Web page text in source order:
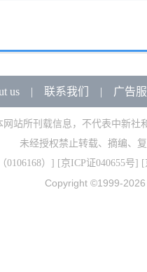
us| 联系我们 | 广告
网站所刊载信息，不代表中新社
未经授权禁止转载、摘编、
） ] [京ICP证040655号] [
Copyright ©1999-